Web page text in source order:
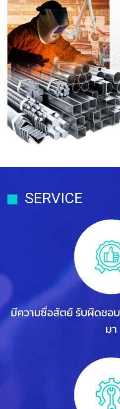
SERVICE
มีความซื่อสัตย์ รับผิดชอบ
มา